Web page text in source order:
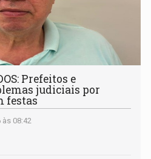
Prefeitos e
judiciais por
festas
08:42